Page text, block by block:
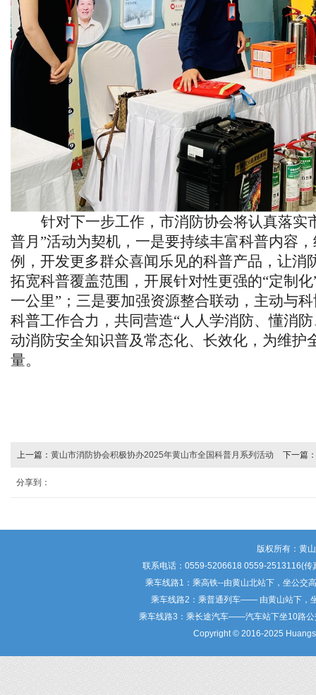
针对下一步工作，市消防协会将认真落实
普月”活动为契机，一是要持续丰富科普内容
例，开发更多群众喜闻乐见的科普产品，让消
拓宽科普覆盖范围，开展针对性更强的“定制
一公里”；三是要加强资源整合联动，主动与
科普工作合力，共同营造“人人学消防、懂消
动消防安全知识普及常态化、长效化，为维护
量。
上一篇： 黄山市消防协会积极协办2025年黄山市全国科普月系列活动 下一篇：
分享到：
版权所有：
联系电话：0559-5206618 0559-2513116(
乘车线路1：乘高铁--由黄山北站下，坐公交
乘车线路2：乘普通列车—— 由黄山站下，
乘车线路3：乘长途汽车——汽车站下坐10路公
Copyright © 2016-2025